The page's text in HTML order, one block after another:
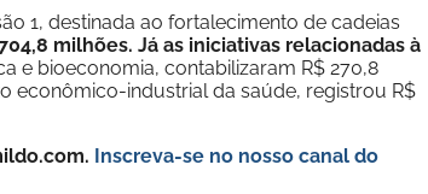
1, destinada ao fortalecimento de cadeias
milhões. Já as iniciativas relacionadas à
e bioeconomia, contabilizaram R$ 270,8
econômico-industrial da saúde, registrou R$
Inscreva-se no nosso canal do